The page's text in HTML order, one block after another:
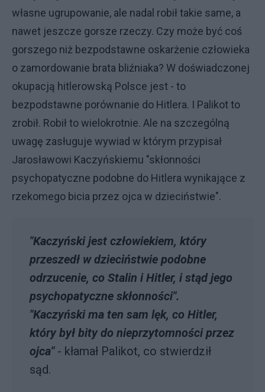
własne ugrupowanie, ale nadal robił takie same, a
nawet jeszcze gorsze rzeczy. Czy może być coś
gorszego niż bezpodstawne oskarżenie człowieka
o zamordowanie brata bliźniaka? W doświadczonej
okupacją hitlerowską Polsce jest - to
bezpodstawne porównanie do Hitlera. I Palikot to
zrobił. Robił to wielokrotnie. Ale na szczególną
uwagę zasługuje wywiad w którym przypisał
Jarosławowi Kaczyńskiemu "skłonności
psychopatyczne podobne do Hitlera wynikające z
rzekomego bicia przez ojca w dzieciństwie".
"Kaczyński jest człowiekiem, który
przeszedł w dzieciństwie podobne
odrzucenie, co Stalin i Hitler, i stąd jego
psychopatyczne skłonności".
"Kaczyński ma ten sam lęk, co Hitler,
który był bity do nieprzytomności przez
ojca" - kłamał Palikot, co stwierdził
sąd.